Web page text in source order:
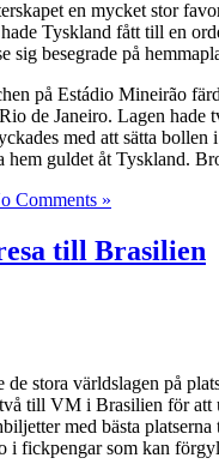
en mycket stor
Tyskland fått till en
sig besegrade på
på Estádio Mineirão
de Janeiro. Lagen
med att sätta
hem guldet åt Tyskland.
Comments »
till Brasilien
de stora världslagen på
till VM i Brasilien för att
med bästa
i fickpengar som kan